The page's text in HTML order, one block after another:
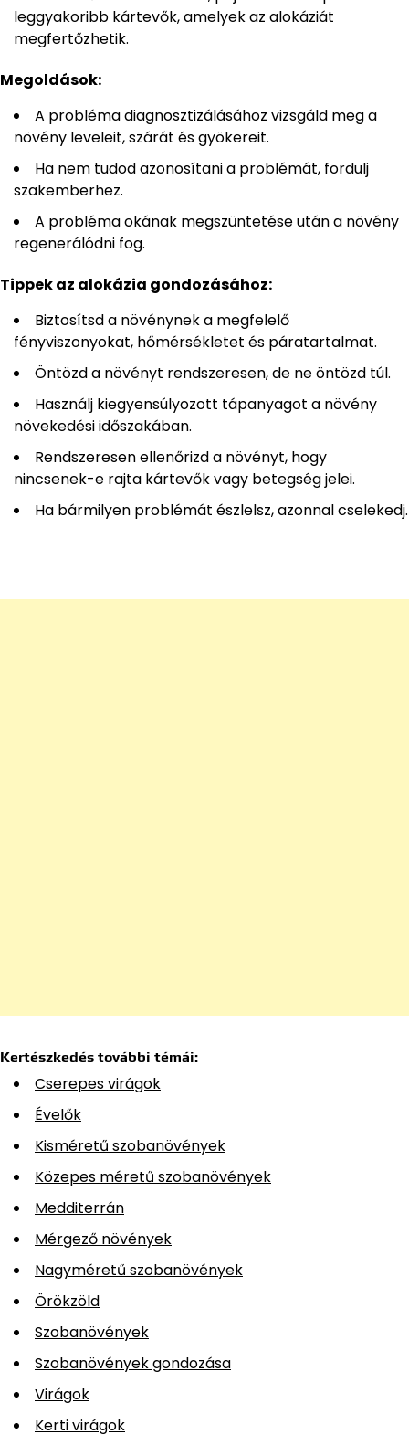
leggyakoribb kártevők, amelyek az alokáziát
megfertőzhetik.
Megoldások:
A probléma diagnosztizálásához vizsgáld meg a
növény leveleit, szárát és gyökereit.
Ha nem tudod azonosítani a problémát, fordulj
szakemberhez.
A probléma okának megszüntetése után a növény
regenerálódni fog.
Tippek az alokázia gondozásához:
Biztosítsd a növénynek a megfelelő
fényviszonyokat, hőmérsékletet és páratartalmat.
Öntözd a növényt rendszeresen, de ne öntözd túl.
Használj kiegyensúlyozott tápanyagot a növény
növekedési időszakában.
Rendszeresen ellenőrizd a növényt, hogy
nincsenek-e rajta kártevők vagy betegség jelei.
Ha bármilyen problémát észlelsz, azonnal cselekedj.
Kertészkedés további témái:
Cserepes virágok
Évelők
Kisméretű szobanövények
Közepes méretű szobanövények
Medditerrán
Mérgező növények
Nagyméretű szobanövények
Örökzöld
Szobanövények
Szobanövények gondozása
Virágok
Kerti virágok